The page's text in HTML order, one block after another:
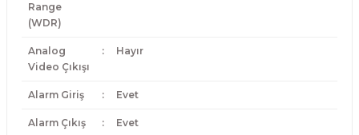
Range
(WDR)
Analog
Video Çıkışı
: Hayır
Alarm Giriş : Evet
Alarm Çıkış : Evet